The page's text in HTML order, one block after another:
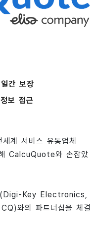
간 보장
보 접근
계 서비스 유통업체
CalcuQuote와 손잡았
(Digi-Key Electronics,
와의 파트너십을 체결